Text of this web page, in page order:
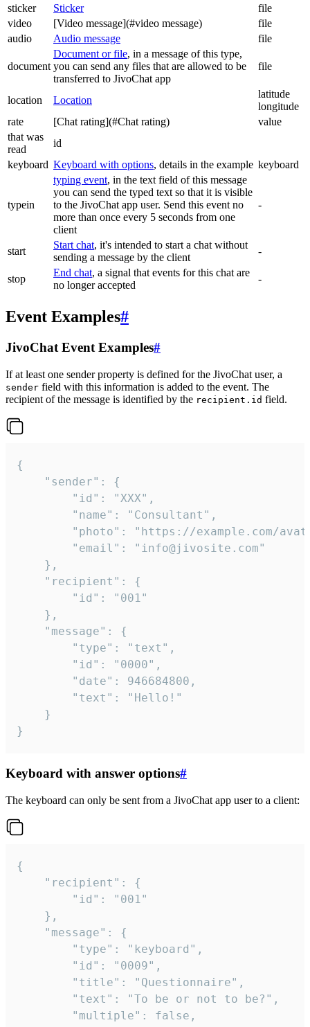
sticker
Sticker
file
video
[Video message](#video message)
file
audio
Audio message file
document
Document or file, in a message of this type,
you can send any files that are allowed to be
transferred to JivoChat app
file
location Location
latitude
longitude
rate
[Chat rating](#Chat rating)
value
that was
read
id
keyboard Keyboard with options, details in the example keyboard
typein
typing event, in the text field of this message
you can send the typed text so that it is visible
to the JivoChat app user. Send this event no
more than once every 5 seconds from one
client
-
start
Start chat, it's intended to start a chat without
sending a message by the client
-
stop
End chat, a signal that events for this chat are
no longer accepted
-
Event Examples#
JivoChat Event Examples#
If at least one sender property is defined for the JivoChat user, a
sender field with this information is added to the event. The
recipient of the message is identified by the recipient.id field.
{
}
Keyboard with answer options#
The keyboard can only be sent from a JivoChat app user to a client:
{